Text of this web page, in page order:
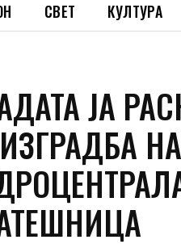
СВЕТ КУЛТУРА
ЈА